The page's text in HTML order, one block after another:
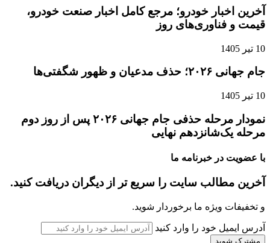
آخرین اخبار خودرو؛ مرجع کامل اخبار صنعت خودرو،
قیمت و فناوری‌های روز
10 تیر 1405
جام جهانی ۲۰۲۶؛ حذف مدعیان و ظهور شگفتی‌ها
10 تیر 1405
نمودار مرحله حذفی جام جهانی ۲۰۲۶ پس از روز دوم
مرحله یک‌شانزدهم نهایی
با عضویت در خبرنامه ما
آخرین مطالب سایت را سریع تر از دیگران دریافت کنید.
و تخفیفات ویژه ما برخوردار شوید.
آدرس ایمیل خود را وارد کنید